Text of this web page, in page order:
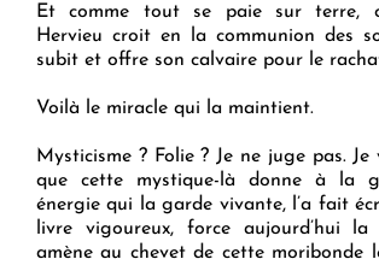
Et comme tout se paie sur terre,
Hervieu croit en la communion des
subit et offre son calvaire pour le
Voilà le miracle qui la maintient.
Mysticisme ? Folie ? Je ne juge pas. Je
que cette mystique-là donne à la
énergie qui la garde vivante, l’a fait
livre vigoureux, force aujourd’hui la
amène au chevet de cette moribonde